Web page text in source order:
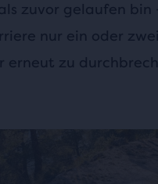
zuvor gelaufen bin
nur ein oder zwei
erneut zu